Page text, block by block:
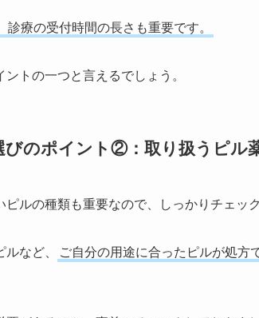
療の受付時間の長さも重要です。
トの一つと言えるでしょう。
びのポイント②：取り扱うピル
ルの種類も重要なので、しっかりチェッ
など、
ご自分の用途に合ったピルが処方